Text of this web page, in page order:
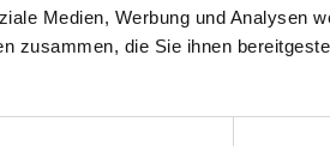
Medien, Werbung und Analysen
zusammen, die Sie ihnen